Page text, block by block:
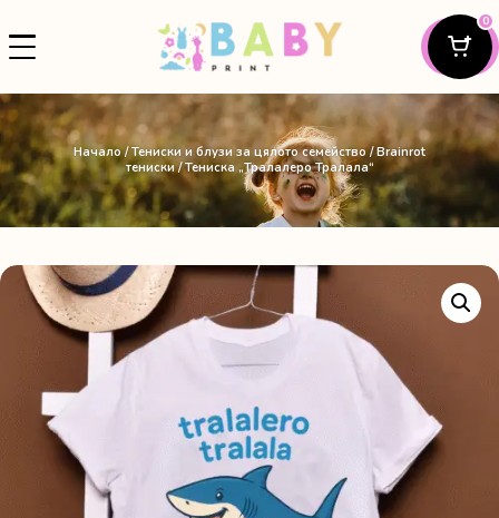
0
Начало/Тениски и блузи за цялото семейство/Brainrot
тениски/ Тениска „Тралалеро Тралала“